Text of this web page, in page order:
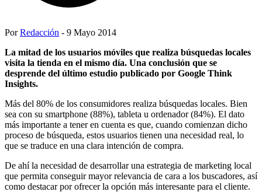
PorRedacción - 9 Mayo 2014
La mitad de los usuarios móviles que realiza búsquedas locales
visita la tienda en el mismo día. Una conclusión que se
desprende del último estudio publicado por Google Think
Insights.
Más del 80% de los consumidores realiza búsquedas locales. Bien
sea con su smartphone (88%), tableta u ordenador (84%). El dato
más importante a tener en cuenta es que, cuando comienzan dicho
proceso de búsqueda, estos usuarios tienen una necesidad real, lo
que se traduce en una clara intención de compra.
De ahí la necesidad de desarrollar una estrategia de marketing local
que permita conseguir mayor relevancia de cara a los buscadores, así
como destacar por ofrecer la opción más interesante para el cliente.